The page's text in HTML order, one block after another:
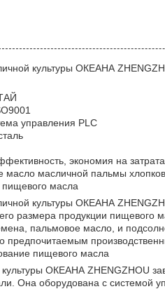
культуры ОКЕАНА
управления PLC
экономия на
масло масличной пальмы
масла
культуры ОКЕАНА
размера продукции
пальмовое масло, и
предпочитаемым
пищевого масла
ОКЕАНА ZHENGZHOU
Она оборудована с системой